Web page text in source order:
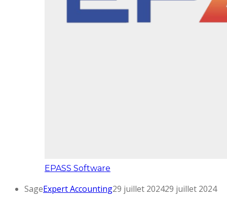
EPASS Software
SageExpert Accounting29 juillet 202429 juillet 2024